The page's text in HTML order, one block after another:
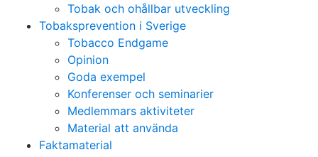
Tobak och ohållbar utveckling
Tobaksprevention i Sverige
Tobacco Endgame
Opinion
Goda exempel
Konferenser och seminarier
Medlemmars aktiviteter
Material att använda
Faktamaterial